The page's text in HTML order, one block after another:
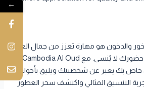
والدخون هو مهارة تعزز من جمال العود
خاص بك يعبر عن شخصيتك ويليق بأجواء
التنسيق المثالي واكتشف سحر العطور
←